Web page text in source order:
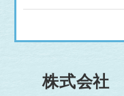
株式会